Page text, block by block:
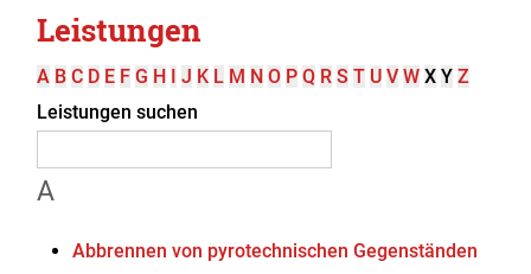
Leistungen
A B C D E F G H I J K L M N O P Q R S T U V W X Y Z
Leistungen suchen
A
Abbrennen von pyrotechnischen Gegenständen